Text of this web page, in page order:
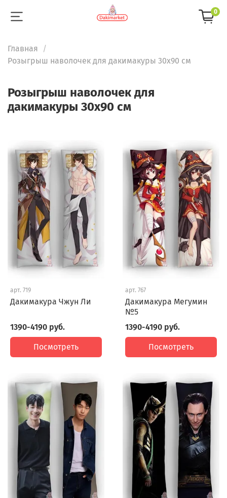
0
Главная
Розыгрыш наволочек для дакимакуры 30х90 см
Розыгрыш наволочек для
дакимакуры 30х90 см
арт. 719
Дакимакура Чжун Ли
1390-4190 руб.
Посмотреть
арт. 767
Дакимакура Мегумин
№5
1390-4190 руб.
Посмотреть